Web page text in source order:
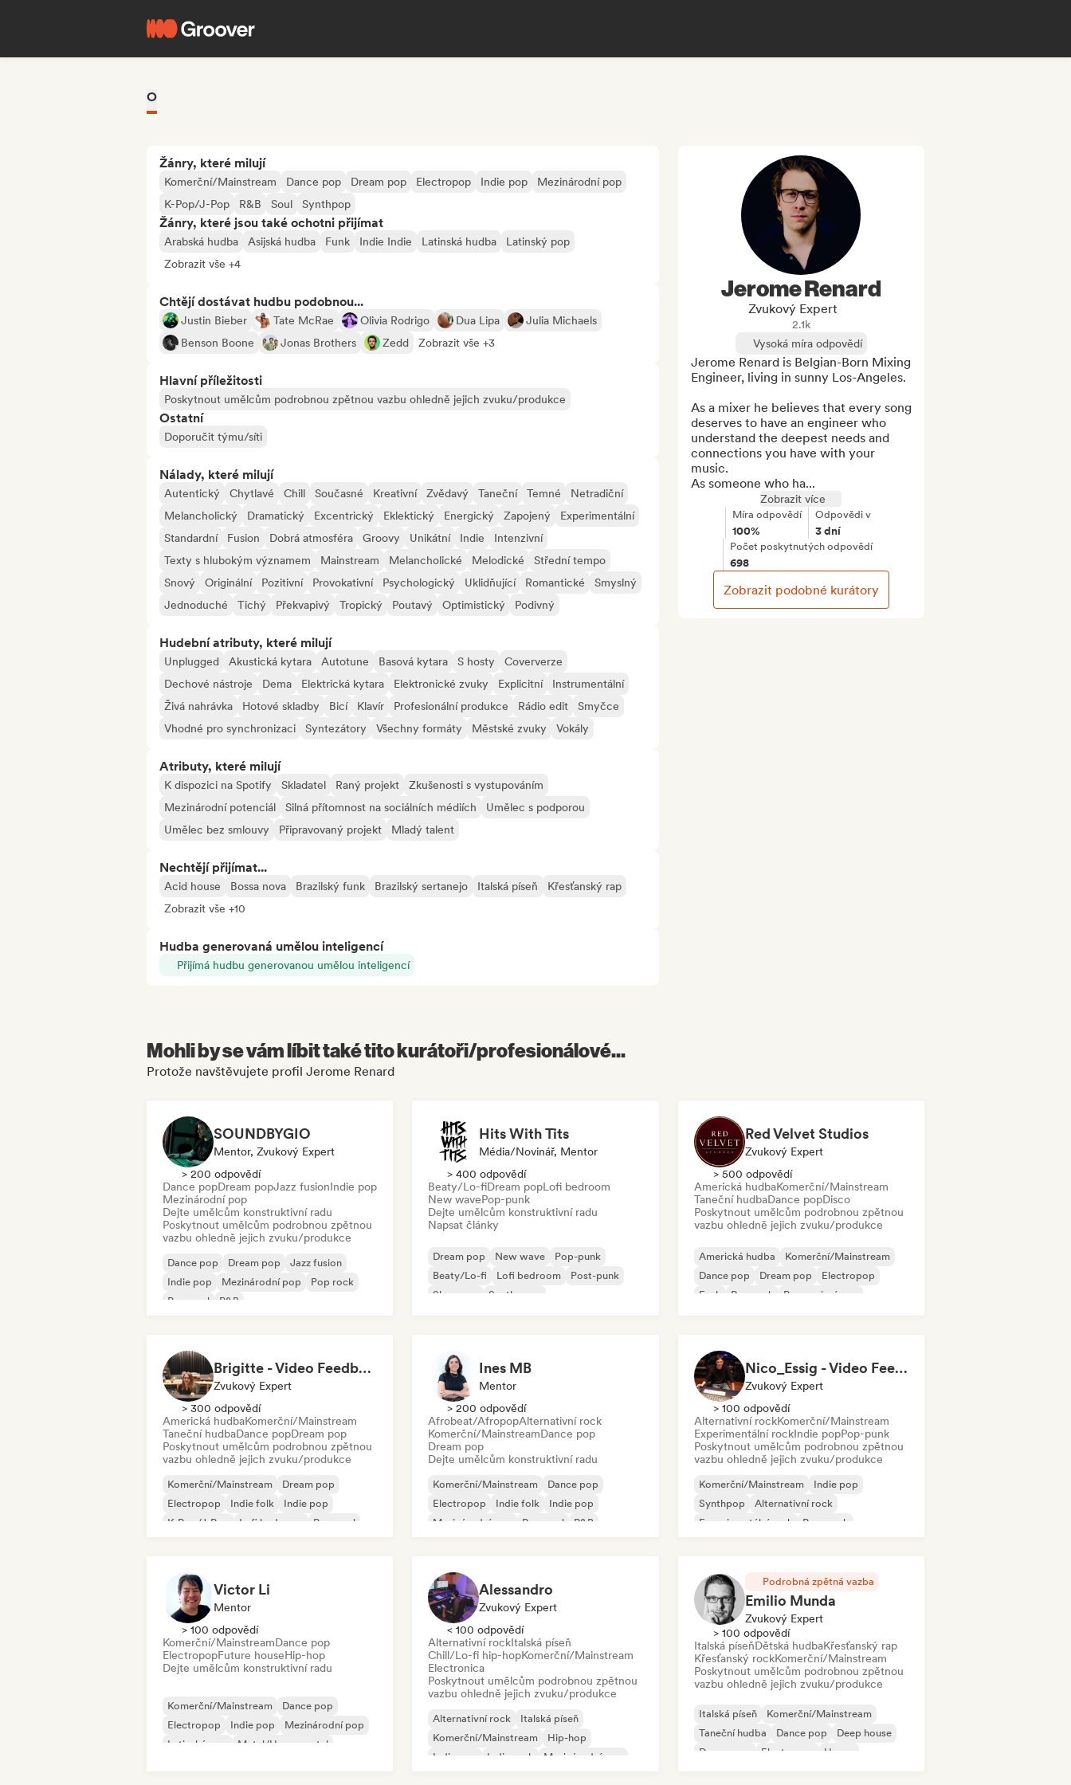
O
Žánry, které milují
Komerční/Mainstream Dance pop Dream pop Electropop Indie pop
Mezinárodní pop
K-Pop/J-Pop
R&B Soul Synthpop
Žánry, které jsou také ochotni přijímat
Arabská hudba Asijská hudba Funk Indie Indie Latinská hudba
Latinský pop
Zobrazit vše +4
Chtějí dostávat hudbu podobnou...
Justin Bieber Tate McRae Olivia Rodrigo Dua Lipa
Julia Michaels
Benson Boone
Jonas Brothers Zedd Zobrazit vše +3
Hlavní příležitosti
Poskytnout umělcům podrobnou zpětnou vazbu ohledně jejich zvuku/produkce
Ostatní
Doporučit týmu/síti
Nálady, které milují
Autentický Chytlavé Chill Současné Kreativní Zvědavý Taneční Temné
Netradiční
Melancholický
Dramatický Excentrický Eklektický Energický Zapojený
Experimentální
Standardní
Fusion Dobrá atmosféra Groovy Unikátní Indie
Intenzivní
Texty s hlubokým významem
Mainstream Melancholické Melodické
Střední tempo
Snový
Originální Pozitivní Provokativní Psychologický Uklidňující Romantické
Smyslný
Jednoduché
Tichý Překvapivý Tropický Poutavý Optimistický Podivný
Hudební atributy, které milují
Unplugged Akustická kytara Autotune Basová kytara S hosty
Coververze
Dechové nástroje
Dema Elektrická kytara Elektronické zvuky Explicitní
Instrumentální
Živá nahrávka
Hotové skladby Bicí Klavír Profesionální produkce Rádio edit
Smyčce
Vhodné pro synchronizaci
Syntezátory Všechny formáty Městské zvuky Vokály
Atributy, které milují
K dispozici na Spotify Skladatel Raný projekt
Zkušenosti s vystupováním
Mezinárodní potenciál
Silná přítomnost na sociálních médiích
Umělec s podporou
Umělec bez smlouvy
Připravovaný projekt Mladý talent
Nechtějí přijímat...
Acid house Bossa nova Brazilský funk Brazilský sertanejo Italská píseň
Křesťanský rap
Zobrazit vše +10
Hudba generovaná umělou inteligencí
Přijímá hudbu generovanou umělou inteligencí
Jerome Renard
Zvukový Expert
2.1k
Vysoká míra odpovědí
Jerome Renard is Belgian-Born Mixing
Engineer, living in sunny Los-Angeles.
As a mixer he believes that every song
deserves to have an engineer who
understand the deepest needs and
connections you have with your
music.
As someone who ha...
Zobrazit více
Míra odpovědí
100%
Odpovědi v
3 dní
Počet poskytnutých odpovědí
698
Zobrazit podobné kurátory
Mohli by se vám líbit také tito kurátoři/profesionálové...
Protože navštěvujete profil Jerome Renard
SOUNDBYGIO
Mentor, Zvukový Expert
> 200 odpovědí
Dance popDream popJazz fusionIndie pop
Mezinárodní pop
Dejte umělcům konstruktivní radu
Poskytnout umělcům podrobnou zpětnou
vazbu ohledně jejich zvuku/produkce
Dance pop Dream pop
Jazz fusion
Indie pop
Mezinárodní pop
Pop rock
Pop-soul
R&B
Hits With Tits
Média/novinář, Mentor
> 400 odpovědí
Beaty/Lo-fiDream popLofi bedroom
New wavePop-punk
Dejte umělcům konstruktivní radu
Napsat články
Dream pop New wave
Pop-punk
Beaty/Lo-fi
Lofi bedroom
Post-punk
Shoegaze
Synthwave
Red Velvet Studios
Zvukový Expert
> 500 odpovědí
Americká hudbaKomerční/Mainstream
Taneční hudbaDance popDisco
Poskytnout umělcům podrobnou zpětnou
vazbu ohledně jejich zvuku/produkce
Americká hudba
Komerční/Mainstream
Dance pop
Dream pop
Electropop
Funk
Pop rock Progresivní pop
Brigitte - Video Feedback
Zvukový Expert
> 300 odpovědí
Americká hudbaKomerční/Mainstream
Taneční hudbaDance popDream pop
Poskytnout umělcům podrobnou zpětnou
vazbu ohledně jejich zvuku/produkce
Komerční/Mainstream
Dream pop
Electropop
Indie folk
Indie pop
K-Pop/J-Pop
Lofi bedroom Pop-soul
Ines MB
Mentor
> 200 odpovědí
Afrobeat/AfropopAlternativní rock
Komerční/MainstreamDance pop
Dream pop
Dejte umělcům konstruktivní radu
Komerční/Mainstream
Dance pop
Electropop
Indie folk
Indie pop
Mezinárodní pop
Pop-soul R&B
Nico_Essig - Video Feedback
Zvukový Expert
> 100 odpovědí
Alternativní rockKomerční/Mainstream
Experimentální rockIndie popPop-punk
Poskytnout umělcům podrobnou zpětnou
vazbu ohledně jejich zvuku/produkce
Komerční/Mainstream
Indie pop
Synthpop
Alternativní rock
Experimentální rock
Pop-punk
Victor Li
Mentor
> 100 odpovědí
Komerční/MainstreamDance pop
ElectropopFuture houseHip-hop
Dejte umělcům konstruktivní radu
Komerční/Mainstream
Dance pop
Electropop
Indie pop
Mezinárodní pop
Latinský pop
Metal/Heavy metal
Alessandro
Zvukový Expert
< 100 odpovědí
Alternativní rockItalská píseň
Chill/Lo-fi hip-hopKomerční/Mainstream
Electronica
Poskytnout umělcům podrobnou zpětnou
vazbu ohledně jejich zvuku/produkce
Alternativní rock
Italská píseň
Komerční/Mainstream
Hip-hop
Indie pop
Indie rock
Mezinárodní pop
Podrobná zpětná vazba
Emilio Munda
Zvukový Expert
> 100 odpovědí
Italská píseňDětská hudbaKřesťanský rap
Křesťanský rockKomerční/Mainstream
Poskytnout umělcům podrobnou zpětnou
vazbu ohledně jejich zvuku/produkce
Italská píseň
Komerční/Mainstream
Taneční hudba
Dance pop
Deep house
Dream pop
Electropop House